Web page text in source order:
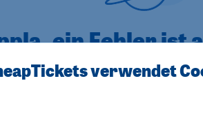
ein Fehler ist
verwendet